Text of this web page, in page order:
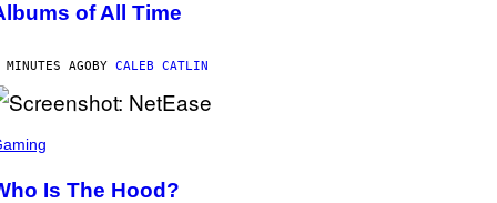
of All Time
AGOBY CALEB CATLIN
Is The Hood?